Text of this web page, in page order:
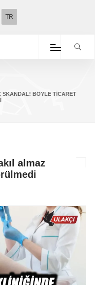
TR
SKANDAL! BÖYLE TICARET
almaz